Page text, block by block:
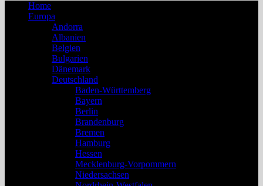
Home
Europa
Andorra
Albanien
Belgien
Bulgarien
Dänemark
Deutschland
Baden-Württemberg
Bayern
Berlin
Brandenburg
Bremen
Hamburg
Hessen
Mecklenburg-Vorpommern
Niedersachsen